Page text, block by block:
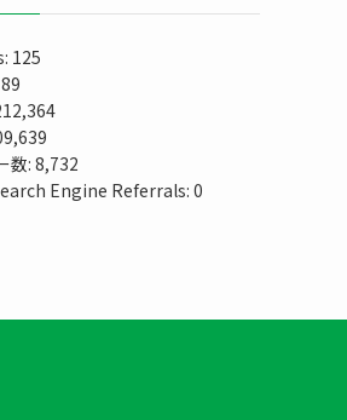
125
89
数: 8,732
Engine Referrals: 0